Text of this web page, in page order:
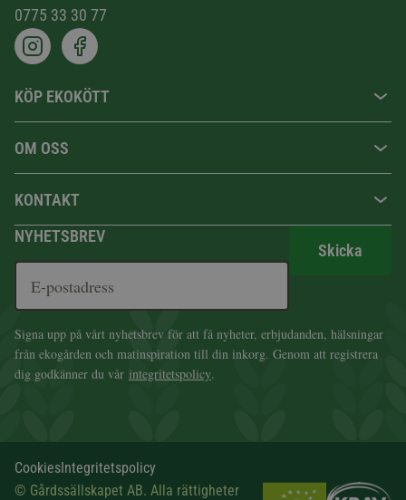
0775 33 30 77
KÖP EKOKÖTT
OM OSS
KONTAKT
NYHETSBREV
Skicka
Signa upp på vårt nyhetsbrev för att få nyheter, erbjudanden, hälsningar
från ekogården och matinspiration till din inkorg. Genom att registrera
dig godkänner du vår integritetspolicy.
CookiesIntegritetspolicy
© Gårdssällskapet AB. Alla rättigheter